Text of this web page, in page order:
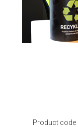
Product code